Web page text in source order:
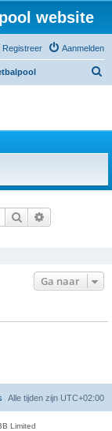
website
Aanmelden
Registreer
Zoek
Ga naar
Alle tijden zijn UTC+02:00
Limited